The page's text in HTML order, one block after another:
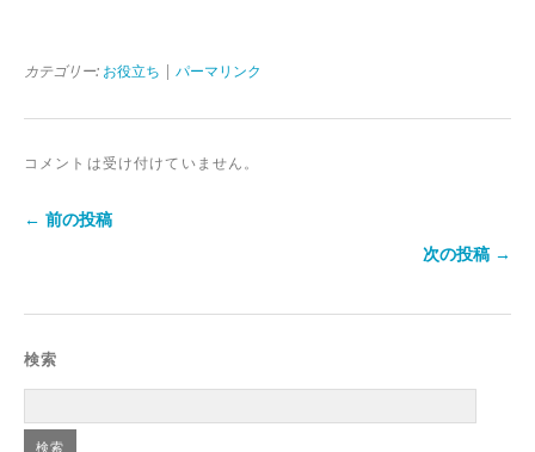
カテゴリー: お役立ち パーマリンク
コメントは受け付けていません。
← 前の投稿
次の投稿 →
検索